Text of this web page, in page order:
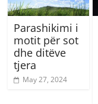
Parashikimi i
motit për sot
dhe ditëve
tjera
May 27, 2024